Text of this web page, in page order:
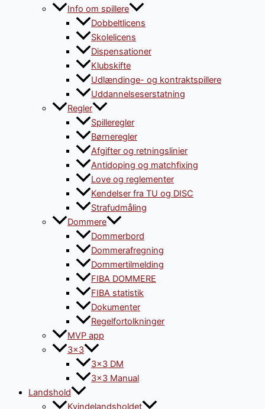
Info om spillere
Dobbeltlicens
Skolelicens
Dispensationer
Klubskifte
Udlændinge- og kontraktspillere
Uddannelseserstatning
Regler
Spilleregler
Børneregler
Afgifter og retningslinier
Antidoping og matchfixing
Love og reglementer
Kendelser fra TU og DISC
Strafudmåling
Dommere
Dommerbord
Dommerafregning
Dommertilmelding
FIBA DOMMERE
FIBA statistik
Dokumenter
Regelfortolkninger
MVP app
3×3
3×3 DM
3×3 Manual
Landshold
Kvindelandsholdet